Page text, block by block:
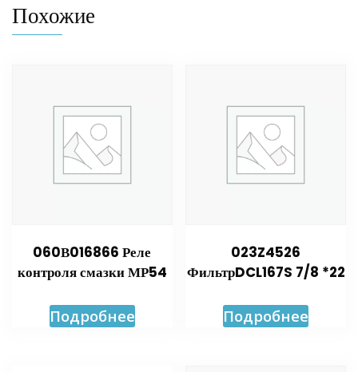
Похожие
060В016866 Реле
контроля смазки МР54
Подробнее
023Z4526
ФильтрDCL167S 7/8 *22
Подробнее